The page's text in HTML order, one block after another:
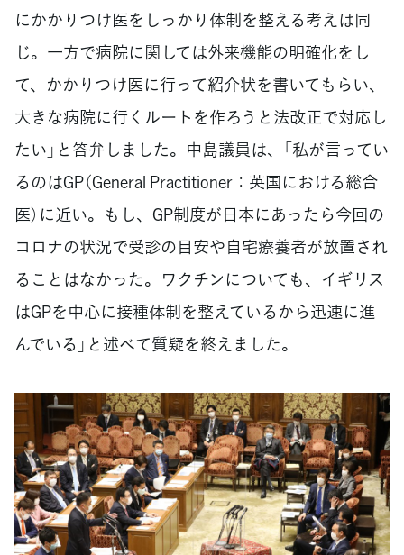
にかかりつけ医をしっかり体制を整える考えは同
じ。一方で病院に関しては外来機能の明確化をし
て、かかりつけ医に行って紹介状を書いてもらい、
大きな病院に行くルートを作ろうと法改正で対応し
たい」と答弁しました。中島議員は、「私が言ってい
るのはGP（General Practitioner：英国における総合
医）に近い。もし、GP制度が日本にあったら今回の
コロナの状況で受診の目安や自宅療養者が放置され
ることはなかった。ワクチンについても、イギリス
はGPを中心に接種体制を整えているから迅速に進
んでいる」と述べて質疑を終えました。